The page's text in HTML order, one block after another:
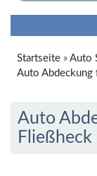
Startseite » Auto
Auto
Auto